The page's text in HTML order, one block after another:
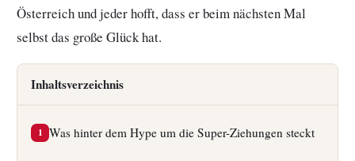
Österreich und jeder hofft, dass er beim nächsten Mal
selbst das große Glück hat.
Inhaltsverzeichnis
1 Was hinter dem Hype um die Super-Ziehungen steckt